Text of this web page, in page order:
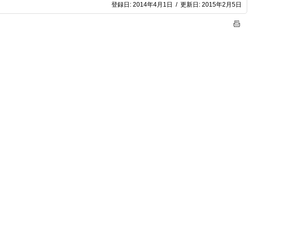
登録日: 2014年4月1日 / 更新日: 2015年2月5日